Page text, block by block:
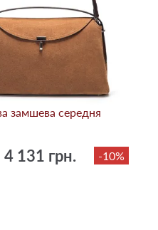
замшева середня
4 131 грн. -10%